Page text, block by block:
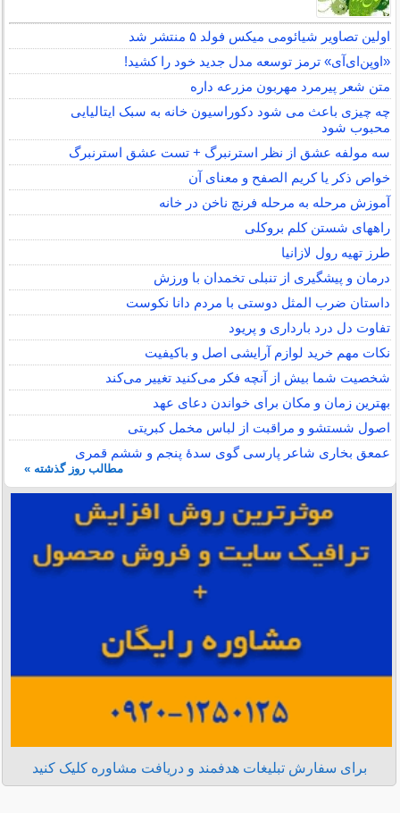
اولین تصاویر شیائومی میکس فولد ۵ منتشر شد
«اوپن‌ای‌آی» ترمز توسعه مدل جدید خود را کشید!
متن شعر پیرمرد مهربون مزرعه داره
چه چیزی باعث می شود دکوراسیون خانه به سبک ایتالیایی
محبوب شود
سه مولفه عشق از نظر استرنبرگ + تست عشق استرنبرگ
خواص ذکر یا کریم الصفح و معنای آن
آموزش مرحله به مرحله فرنچ ناخن در خانه
راههای شستن کلم بروکلی
طرز تهیه رول لازانیا
درمان و پیشگیری از تنبلی تخمدان با ورزش
داستان ضرب المثل دوستی با مردم دانا نكوست
تفاوت دل درد بارداری و پریود
نکات مهم خرید لوازم آرایشی اصل و باکیفیت
شخصیت شما بیش از آنچه فکر می‌کنید تغییر می‌کند
بهترین زمان و مکان برای خواندن دعای عهد
اصول شستشو و مراقبت از لباس مخمل کبریتی
عمعق بخاری شاعر پارسی گوی سدهٔ پنجم و ششم قمری
مطالب روز گذشته »
برای سفارش تبلیغات هدفمند و دریافت مشاوره کلیک کنید